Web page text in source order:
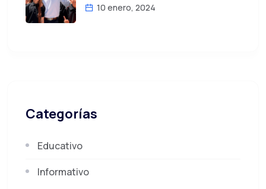
10 enero, 2024
Categorías
Educativo
Informativo